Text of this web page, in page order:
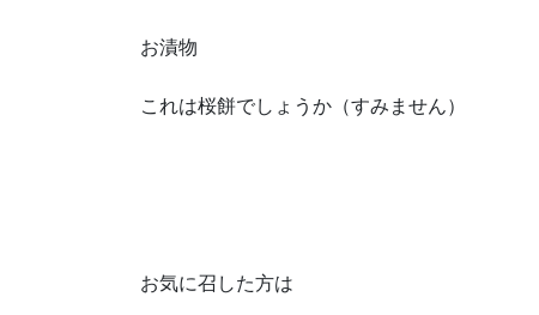
お漬物
これは桜餅でしょうか（すみません）
お気に召した方は